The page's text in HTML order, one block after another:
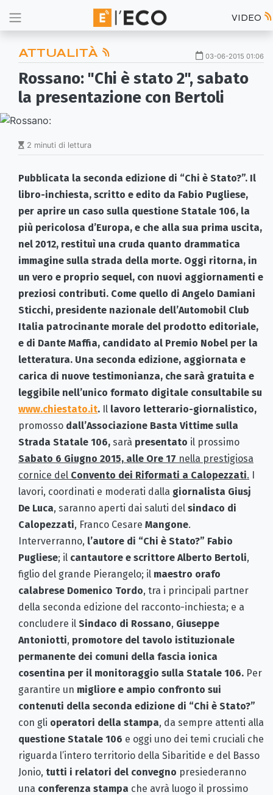
VIDEO
ATTUALITÀ 03-06-2015 01:06
Rossano: "Chi è stato 2", sabato
la presentazione con Bertoli
2 minuti di lettura
Pubblicata la seconda edizione di “Chi è Stato?”. Il
libro-inchiesta, scritto e edito da Fabio Pugliese,
per aprire un caso sulla questione Statale 106, la
più pericolosa d’Europa, e che alla sua prima uscita,
nel 2012, restituì una cruda quanto drammatica
immagine sulla strada della morte. Oggi ritorna, in
un vero e proprio sequel, con nuovi aggiornamenti e
preziosi contributi. Come quello di Angelo Damiani
Sticchi, presidente nazionale dell’Automobil Club
Italia patrocinante morale del prodotto editoriale,
e di Dante Maffia, candidato al Premio Nobel per la
letteratura. Una seconda edizione, aggiornata e
carica di nuove testimonianza, che sarà gratuita e
leggibile nell’unico formato digitale consultabile su
www.chiestato.it. Il lavoro letterario-giornalistico,
promosso dall’Associazione Basta Vittime sulla
Strada Statale 106, sarà presentato il prossimo
Sabato 6 Giugno 2015, alle Ore 17 nella prestigiosa
cornice del Convento dei Riformati a Calopezzati. I
lavori, coordinati e moderati dalla giornalista Giusj
De Luca, saranno aperti dai saluti del sindaco di
Calopezzati, Franco Cesare Mangone.
Interverranno, l’autore di “Chi è Stato?” Fabio
Pugliese; il cantautore e scrittore Alberto Bertoli,
figlio del grande Pierangelo; il maestro orafo
calabrese Domenico Tordo, tra i principali partner
della seconda edizione del racconto-inchiesta; e a
concludere il Sindaco di Rossano, Giuseppe
Antoniotti, promotore del tavolo istituzionale
permanente dei comuni della fascia ionica
cosentina per il monitoraggio sulla Statale 106. Per
garantire un migliore e ampio confronto sui
contenuti della seconda edizione di “Chi è Stato?”
con gli operatori della stampa, da sempre attenti alla
questione Statale 106 e oggi uno dei temi cruciali che
riguarda l’intero territorio della Sibaritide e del Basso
Jonio, tutti i relatori del convegno presiederanno
una conferenza stampa che avrà luogo il prossimo